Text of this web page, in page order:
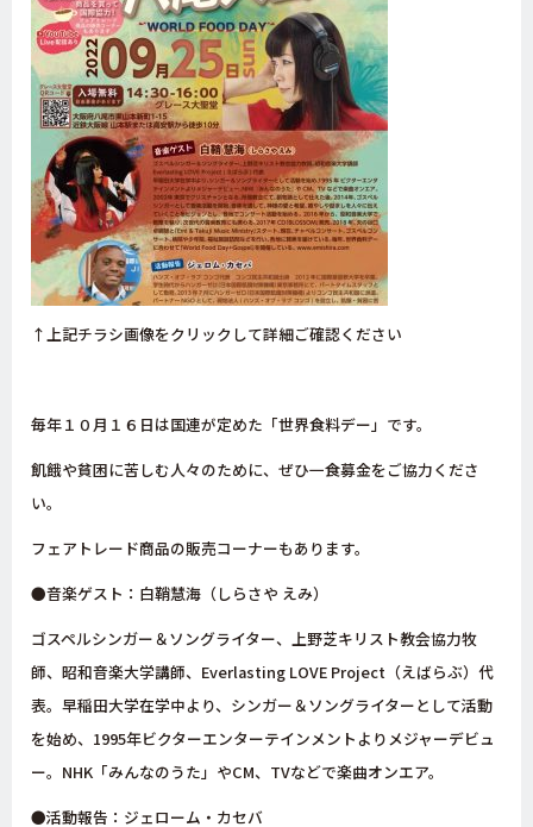
↑上記チラシ画像をクリックして詳細ご確認ください
毎年１０月１６日は国連が定めた「世界食料デー」です。
飢餓や貧困に苦しむ人々のために、ぜひ一食募金をご協力くださ
い。
フェアトレード商品の販売コーナーもあります。
●音楽ゲスト：白鞘慧海（しらさや えみ）
ゴスペルシンガー＆ソングライター、上野芝キリスト教会協力牧
師、昭和音楽大学講師、Everlasting LOVE Project（えばらぶ）代
表。早稲田大学在学中より、シンガー＆ソングライターとして活動
を始め、1995年ビクターエンターテインメントよりメジャーデビュ
ー。NHK「みんなのうた」やCM、TVなどで楽曲オンエア。
●活動報告：ジェローム・カセバ